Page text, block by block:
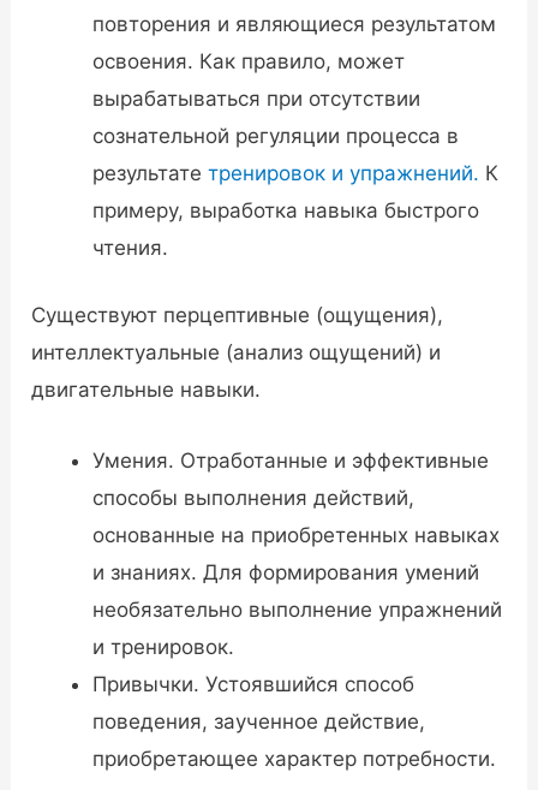
повторения и являющиеся результатом
освоения. Как правило, может
вырабатываться при отсутствии
сознательной регуляции процесса в
результатетренировок и упражнений. К
примеру, выработка навыка быстрого
чтения.
Существуют перцептивные (ощущения),
интеллектуальные (анализ ощущений) и
двигательные навыки.
Умения. Отработанные и эффективные
способы выполнения действий,
основанные на приобретенных навыках
и знаниях. Для формирования умений
необязательно выполнение упражнений
и тренировок.
Привычки. Устоявшийся способ
поведения, заученное действие,
приобретающее характер потребности.